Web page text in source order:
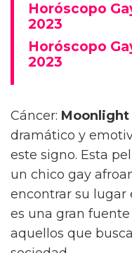
Horóscopo
2023
Horóscopo
2023
Cáncer: Moonlight
dramático y
este signo. Esta
un chico gay
encontrar su lugar
es una gran
aquellos que